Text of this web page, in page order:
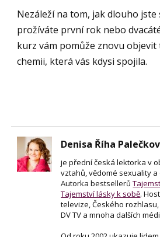
Nezáleží na tom, jak dlouho jste
prožíváte první rok nebo
kurz vám pomůže znovu
chemii, která vás kdysi spojila.
Denisa Říha
je přední česká lektorka v
vztahů, vědomé sexuality
Autorka bestsellerů
Tajemství lásky k sobě.
televize, Českého
DV TV a mnoha dalších